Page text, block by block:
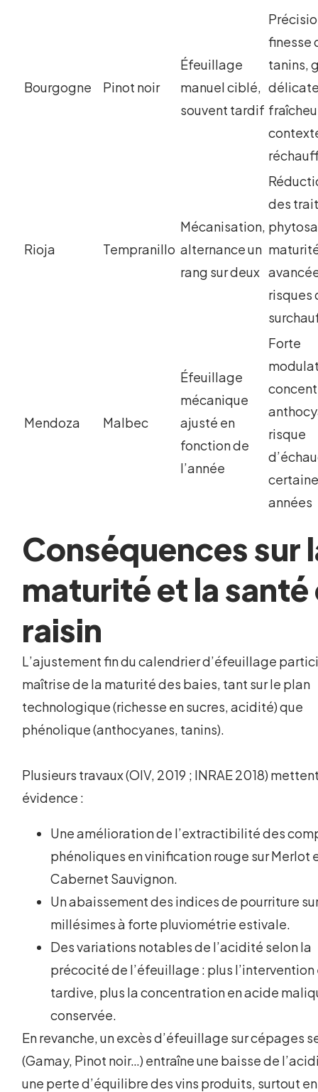
Bourgogne Pinot noir
Éfeuillage
manuel ciblé,
souvent tardif
finesse
tanins,
Rioja Tempranillo
Mécanisation,
alternance un
rang sur deux
des
risques
Mendoza Malbec
Éfeuillage
mécanique
ajusté en
fonction de
l’année
Forte
risque
années
Conséquences sur
maturité et la santé
raisin
L’ajustement fin du calendrier d’éfeuillage
maîtrise de la maturité des baies, tant sur le plan
technologique (richesse en sucres, acidité) que
phénolique (anthocyanes, tanins).
Plusieurs travaux (OIV, 2019 ; INRAE 2018)
évidence :
Une amélioration de l’extractibilité des
phénoliques en vinification rouge sur Merlot
Cabernet Sauvignon.
Un abaissement des indices de pourriture
millésimes à forte pluviométrie estivale.
Des variations notables de l’acidité selon la
précocité de l’éfeuillage : plus l’intervention
tardive, plus la concentration en acide
conservée.
En revanche, un excès d’éfeuillage sur cépages
(Gamay, Pinot noir…) entraîne une baisse de
une perte d’équilibre des vins produits, surtout